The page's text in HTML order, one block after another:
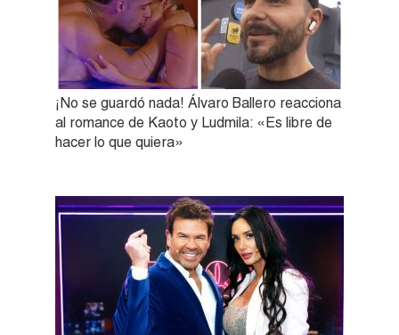
¡No se guardó nada! Álvaro Ballero reacciona
al romance de Kaoto y Ludmila: «Es libre de
hacer lo que quiera»